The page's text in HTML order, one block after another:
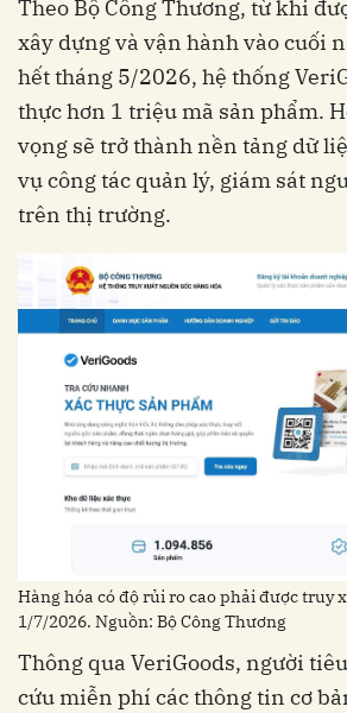
Theo Bộ Công Thương, từ khi
xây dựng và vận hành vào cuối
hết tháng 5/2026, hệ thống
thực hơn 1 triệu mã sản phẩm.
vọng sẽ trở thành nền tảng dữ
vụ công tác quản lý, giám sát
trên thị trường.
Hàng hóa có độ rủi ro cao phải được truy
1/7/2026. Nguồn: Bộ Công Thương
Thông qua VeriGoods, người
cứu miễn phí các thông tin cơ